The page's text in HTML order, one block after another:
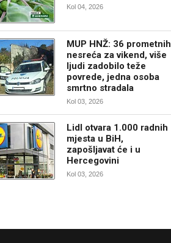
Kol 04, 2026
MUP HNŽ: 36 prometnih
nesreća za vikend, više
ljudi zadobilo teže
povrede, jedna osoba
smrtno stradala
Kol 03, 2026
Lidl otvara 1.000 radnih
mjesta u BiH,
zapošljavat će i u
Hercegovini
Kol 03, 2026